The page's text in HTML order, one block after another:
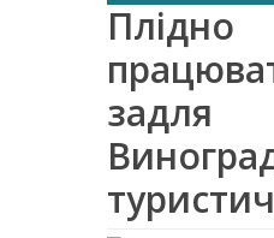
Плідно
задля